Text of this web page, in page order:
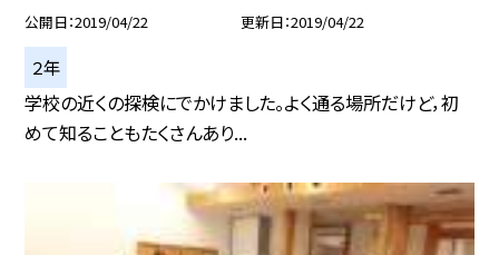
公開日 2019/04/22 更新日 2019/04/22
２年
学校の近くの探検にでかけました。よく通る場所だけど，初
めて知ることもたくさんあり...